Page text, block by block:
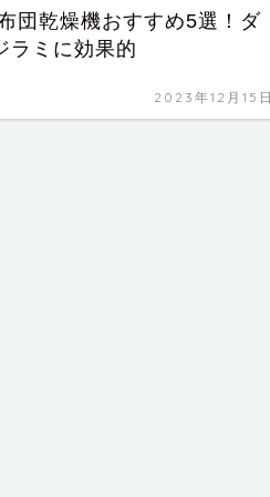
団乾燥機おすすめ5選！ダ
ラミに効果的
2023年12月15